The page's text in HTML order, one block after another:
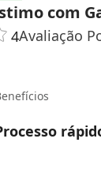
com
4Avaliação